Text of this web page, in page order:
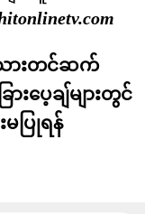
းသားတင်ဆက်
းပေ့ချ်များတွင်
မပြုရန်